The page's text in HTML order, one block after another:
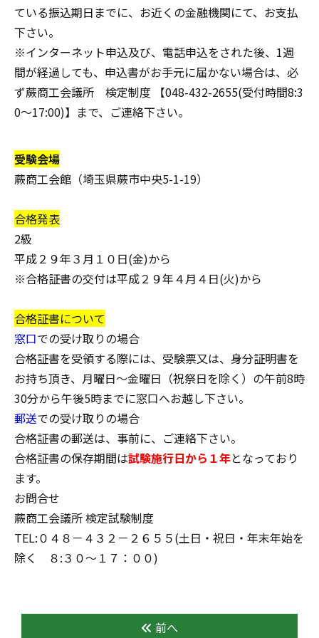
ている振込期日までに、お近くの金融機関にて、お支払
下さい。
※インターネット申込及び、電話申込をされた後、 1週
間が経過しても、申込書がお手元に届かない場合は、必
ず蕨商工会議所 検定制度 【048-432-2655(受付時間8:3
0～17:00)】まで、ご連絡下さい。
受験会場
蕨商工会館（埼玉県蕨市中央5-1-19）
合格発表
2級
平成２９年３月１０日(金)から
※合格証書の交付は平成２９年４月４日(火)から
合格証書について
窓口での受け取りの場合
合格証書を受領する際には、受験票又は、身分証明書を
お持ち頂き、月曜日～金曜日（祝祭日を除く）の午前8時
30分から午後5時までに窓口へお越し下さい。
郵送での受け取りの場合
合格証書の郵送は、事前に、ご連絡下さい。
合格証書の保存期間は試験施行日から１年となっており
ます。
お問合せ
蕨商工会議所 検定試験制度
TEL:０４８－４３２－２６５５(土日・祝日・年末年始を
除く ８:３０～１７：００)
前へ